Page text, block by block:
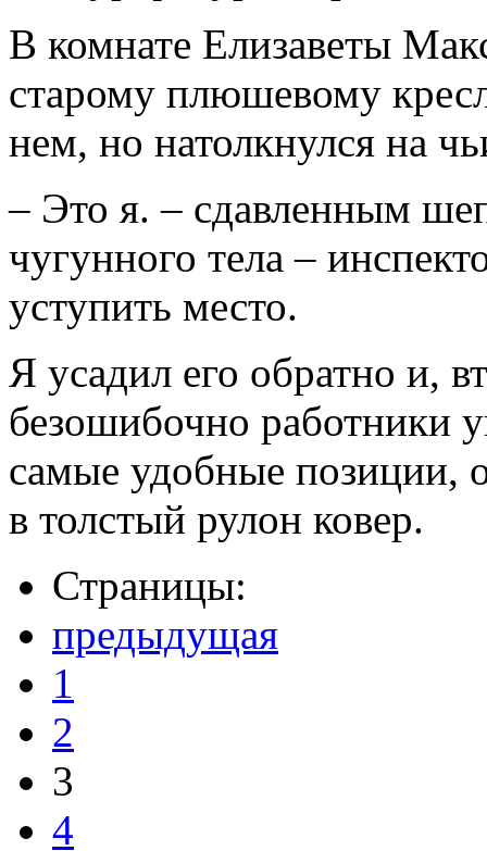
В комнате Елизаветы
старому плюшевому
нем, но натолкнулся на
– Это я. – сдавленным
чугунного тела –
уступить место.
Я усадил его обратно и,
безошибочно работники
самые удобные позиции,
в толстый рулон ковер.
Страницы:
предыдущая
1
2
3
4